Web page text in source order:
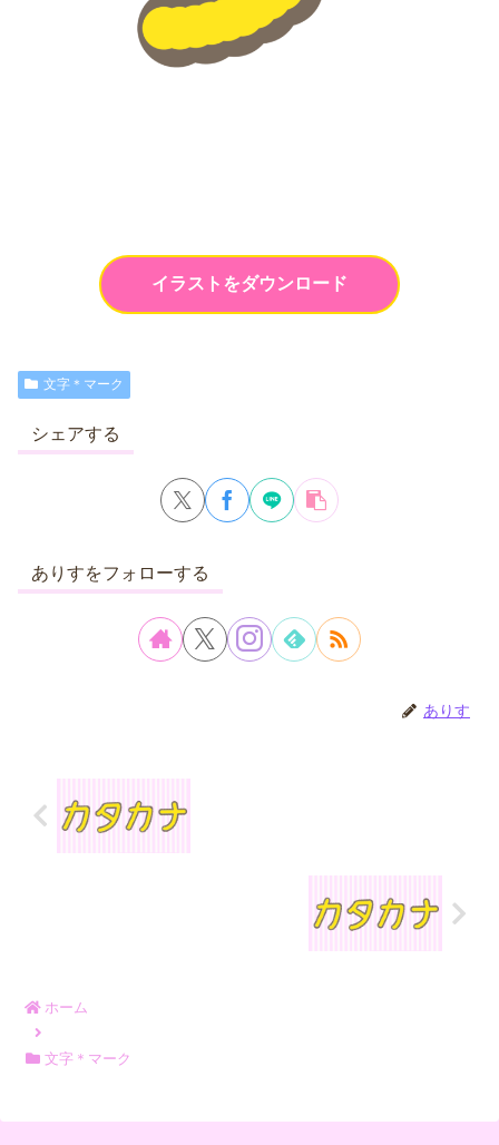
イラストをダウンロード
文字＊マーク
シェアする
ありすをフォローする
ありす
ホーム
文字＊マーク